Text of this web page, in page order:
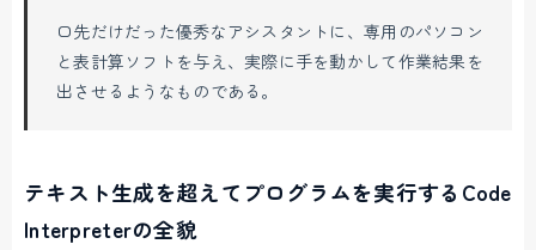
口先だけだった優秀なアシスタントに、専用のパソコン
と表計算ソフトを与え、実際に手を動かして作業結果を
出させるようなものである。
テキスト生成を超えてプログラムを実行するCode
Interpreterの全貌